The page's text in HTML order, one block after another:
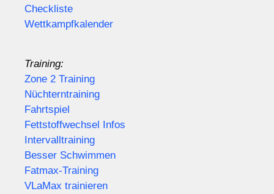
Checkliste
Wettkampfkalender
Training:
Zone 2 Training
Nüchterntraining
Fahrtspiel
Fettstoffwechsel Infos
Intervalltraining
Besser Schwimmen
Fatmax-Training
VLaMax trainieren